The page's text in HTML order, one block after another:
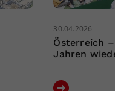
30.04.2026
Österreich
Jahren